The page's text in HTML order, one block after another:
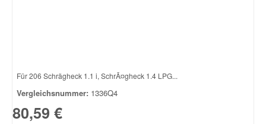
Für 206 Schrägheck 1.1 i, SchrÃ¤gheck 1.4 LPG...
Vergleichsnummer: 1336Q4
80,59 €